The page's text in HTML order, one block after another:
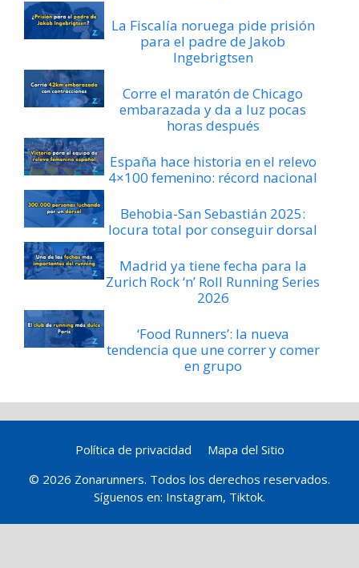
La Fiscalía noruega pide prisión
para el padre de Jakob
Ingebrigtsen
Corre el maratón de Chicago
embarazada y da a luz pocas
horas después
España hace historia en el relevo
4×100 femenino: récord nacional
Behobia-San Sebastián 2025:
locura total por conseguir dorsal
Madrid ya tiene fecha para la
Zurich Rock ‘n’ Roll Running Series
2026
‘Food Runners’: la nueva
tendencia que une correr y comer
en grupo
Política de privacidad
Mapa del Sitio
© 2026 Zonarunners. Todos los derechos reservados.
Síguenos en: Instagram, Tiktok.